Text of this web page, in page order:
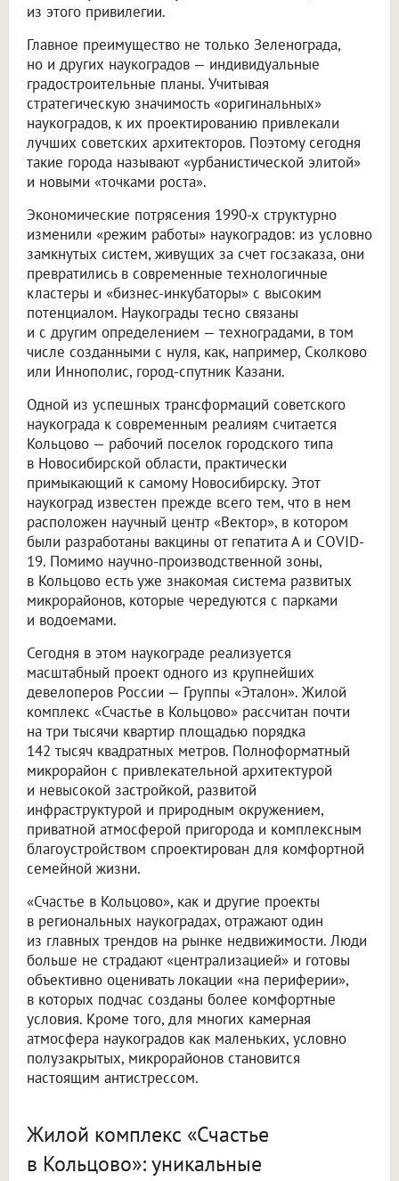
из этого привилегии.
Главное преимущество не только Зеленограда,
но и других наукоградов — индивидуальные
градостроительные планы. Учитывая
стратегическую значимость «оригинальных»
наукоградов, к их проектированию привлекали
лучших советских архитекторов. Поэтому сегодня
такие города называют «урбанистической элитой»
и новыми «точками роста».
Экономические потрясения 1990-х структурно
изменили «режим работы» наукоградов: из условно
замкнутых систем, живущих за счет госзаказа, они
превратились в современные технологичные
кластеры и «бизнес-инкубаторы» с высоким
потенциалом. Наукограды тесно связаны
и с другим определением — техноградами, в том
числе созданными с нуля, как, например, Сколково
или Иннополис, город-спутник Казани.
Одной из успешных трансформаций советского
наукограда к современным реалиям считается
Кольцово — рабочий поселок городского типа
в Новосибирской области, практически
примыкающий к самому Новосибирску. Этот
наукоград известен прежде всего тем, что в нем
расположен научный центр «Вектор», в котором
были разработаны вакцины от гепатита А и COVID-
19. Помимо научно-производственной зоны,
в Кольцово есть уже знакомая система развитых
микрорайонов, которые чередуются с парками
и водоемами.
Сегодня в этом наукограде реализуется
масштабный проект одного из крупнейших
девелоперов России — Группы «Эталон». Жилой
комплекс «Счастье в Кольцово» рассчитан почти
на три тысячи квартир площадью порядка
142 тысяч квадратных метров. Полноформатный
микрорайон с привлекательной архитектурой
и невысокой застройкой, развитой
инфраструктурой и природным окружением,
приватной атмосферой пригорода и комплексным
благоустройством спроектирован для комфортной
семейной жизни.
«Счастье в Кольцово», как и другие проекты
в региональных наукоградах, отражают один
из главных трендов на рынке недвижимости. Люди
больше не страдают «централизацией» и готовы
объективно оценивать локации «на периферии»,
в которых подчас созданы более комфортные
условия. Кроме того, для многих камерная
атмосфера наукоградов как маленьких, условно
полузакрытых, микрорайонов становится
настоящим антистрессом.
Жилой комплекс «Счастье
в Кольцово»: уникальные